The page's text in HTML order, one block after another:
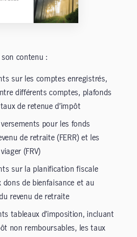
contenu :
sur les comptes enregistrés,
différents comptes, plafonds
de retenue d’impôt
pour les fonds
de retraite (FERR) et les
(FRV)
sur la planification fiscale
dons de bienfaisance et au
revenu de retraite
tableaux d’imposition, incluant
non remboursables, les taux